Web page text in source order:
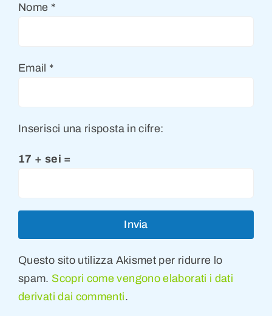
Nome *
Email *
Inserisci una risposta in cifre:
17 + sei =
Questo sito utilizza Akismet per ridurre lo
spam. Scopri come vengono elaborati i dati
derivati dai commenti.